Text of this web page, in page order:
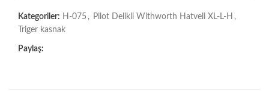
Kategoriler: H-075 , Pilot Delikli Withworth Hatveli XL-L-H ,
Triger kasnak
Paylaş: